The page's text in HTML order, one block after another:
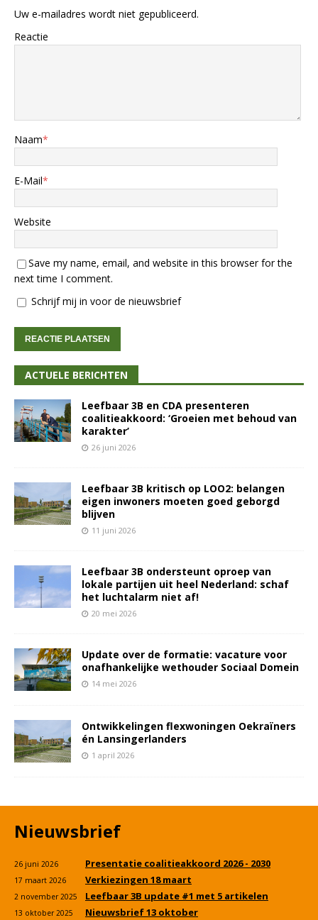
Uw e-mailadres wordt niet gepubliceerd.
Reactie
Naam*
E-Mail*
Website
Save my name, email, and website in this browser for the
next time I comment.
Schrijf mij in voor de nieuwsbrief
ACTUELE BERICHTEN
Leefbaar 3B en CDA presenteren
coalitieakkoord: ‘Groeien met behoud van
karakter’
26 juni 2026
Leefbaar 3B kritisch op LOO2: belangen
eigen inwoners moeten goed geborgd
blijven
11 juni 2026
Leefbaar 3B ondersteunt oproep van
lokale partijen uit heel Nederland: schaf
het luchtalarm niet af!
20 mei 2026
Update over de formatie: vacature voor
onafhankelijke wethouder Sociaal Domein
14 mei 2026
Ontwikkelingen flexwoningen Oekraïners
én Lansingerlanders
1 april 2026
Nieuwsbrief
26 juni 2026 Presentatie coalitieakkoord 2026 - 2030
17 maart 2026 Verkiezingen 18 maart
2 november 2025 Leefbaar 3B update #1 met 5 artikelen
13 oktober 2025 Nieuwsbrief 13 oktober